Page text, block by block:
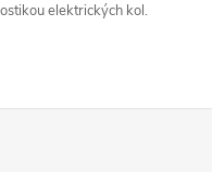
elektrických kol.